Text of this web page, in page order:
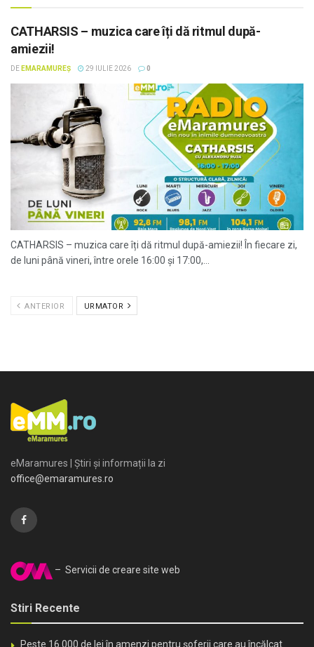
CATHARSIS – muzica care îți dă ritmul după-
amiezii!
DE EMARAMUREȘ 29 IULIE 2026 0
CATHARSIS – muzica care îți dă ritmul după-amiezii! În fiecare zi,
de luni până vineri, între orele 16:00 și 17:00,...
ANTERIOR URMATOR
eMaramures | Știri și informații la zi
office@emaramures.ro
– Servicii de creare site web
Stiri Recente
Peste 16.000 de lei în amenzi pentru șoferii care au încălcat